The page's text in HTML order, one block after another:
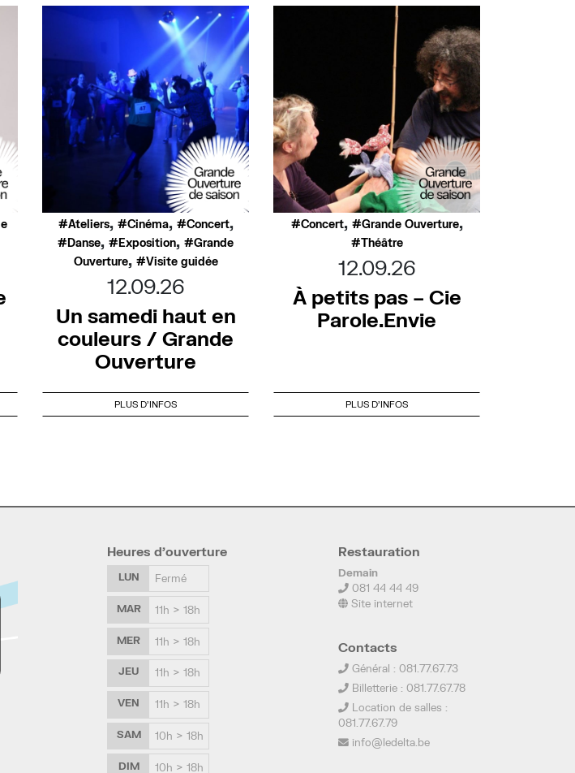
Ateliers, Cinéma, Concert,
Danse, Exposition,
Grande
Ouverture, Visite guidée
12.09.26
Un samedi haut en
couleurs / Grande
Ouverture
PLUS D'INFOS
Concert, Grande Ouverture,
Théâtre
12.09.26
À petits pas – Cie
Parole.Envie
PLUS D'INFOS
Heures d’ouverture
LUN Fermé
MAR 11h > 18h
MER 11h > 18h
JEU 11h > 18h
VEN 11h > 18h
SAM 10h > 18h
DIM 10h > 18h
Restauration
Demain
081 44 44 49
Site internet
Contacts
Général : 081.77.67.73
Billetterie : 081.77.67.78
Location de salles :
081.77.67.79
info@ledelta.be